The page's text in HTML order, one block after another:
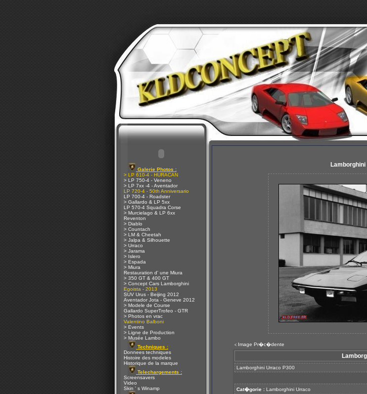
Galerie Photos :
> LP 610-4 - HURACAN
> LP 750-4 - Veneno
> LP 7xx -4 - Aventador
LP 720-4 - 50th Anniversario
LP 700-4 - Roadster
> Gallardo & LP 5xx
LP 570-4 Squadra Corse
> Murcielago & LP 6xx
Reventon
> Diablo
> Countach
> LM & Cheetah
> Jalpa & Silhouette
> Urraco
> Jarama
> Islero
> Espada
> Miura
Restauration d' une Miura
> 350 GT & 400 GT
> Concept Cars Lamborghini
Egoista - 2013
SUV Urus - Beijing 2012
Aventador Jota - Geneve 2012
> Modele de Course
Gallardo SuperTrofeo - GTR
> Photos en vrac
Valentino Balboni
> Events
> Ligne de Production
> Musée Lambo
Techniques :
Donnees techniques
Histoire des modeles
Historique de la marque
Telechargements :
Screensavers
Video
Skin ' s Winamp
< Image Pr�c�dente
Lamborghini Urraco P300
Cat�gorie : Lamborghini Urraco